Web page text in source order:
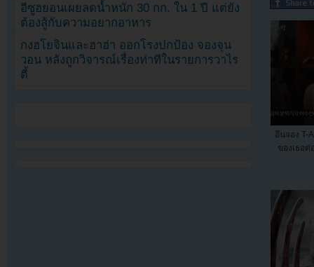
อึนจอง T-
ของเธอต่
อีซูฮยอนเผยลดน้ำหนัก 30 กก. ใน 1 ปี แต่ยัง
ต้องสู้กับความอยากอาหาร
กงฮโยจินและฮาฮ่า ออกโรงปกป้อง จองจุน
วอน หลังถูกวิจารณ์เรื่องท่าทีในรายการวาไร
ตี้